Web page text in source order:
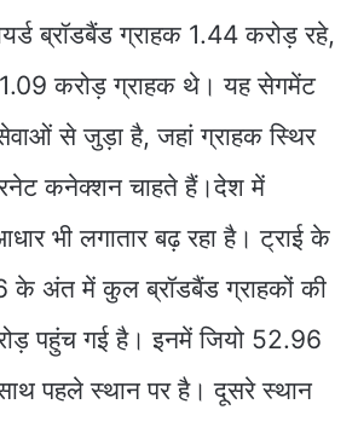
ब्रॉडबैंड ग्राहक 1.44 करोड़ रहे,
करोड़ ग्राहक थे। यह सेगमेंट
से जुड़ा है, जहां ग्राहक स्थिर
कनेक्शन चाहते हैं।देश में
भी लगातार बढ़ रहा है। ट्राई के
के अंत में कुल ब्रॉडबैंड ग्राहकों की
पहुंच गई है। इनमें जियो 52.96
पहले स्थान पर है। दूसरे स्थान